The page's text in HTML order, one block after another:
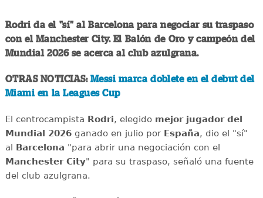
Rodri da el "sí" al Barcelona para negociar su traspaso
con el Manchester City. El Balón de Oro y campeón del
Mundial 2026 se acerca al club azulgrana.
OTRAS NOTICIAS: Messi marca doblete en el debut del
Miami en la Leagues Cup
El centrocampista Rodri, elegido mejor jugador del
Mundial 2026ganado en julio por España, dio el "sí"
al Barcelona "para abrir una negociación con el
Manchester City" para su traspaso, señaló una fuente
del club azulgrana.